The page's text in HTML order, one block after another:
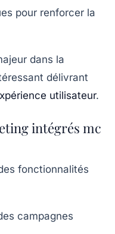
pour renforcer la
dans la
délivrant
utilisateur.
intégrés mc
fonctionnalités
campagnes